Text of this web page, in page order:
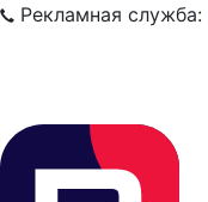
Рекламная служба: